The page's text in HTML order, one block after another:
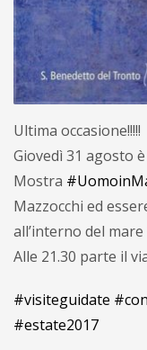
Ultima occasione!!!!!
Giovedì 31 agosto
Mostra
Mazzocchi ed
all’interno del mare
Alle 21.30 parte il
#visiteguidate
#estate2017